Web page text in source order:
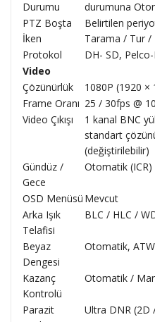
Durumu
durumuna
PTZ Boşta
İken
Belirtilen
Tarama / Tur /
Protokol
DH- SD,
Video
Çözünürlük
1080P (1920 ×
Frame Oranı 25 / 30fps @
Video Çıkışı
1 kanal BNC
standart
(değiştirilebilir)
Gündüz /
Gece
Otomatik
OSD Menüsü Mevcut
Arka Işık
Telafisi
BLC / HLC /
Beyaz
Dengesi
Otomatik,
Kazanç
Kontrolü
Otomatik /
Parazit
Ultra DNR (2D